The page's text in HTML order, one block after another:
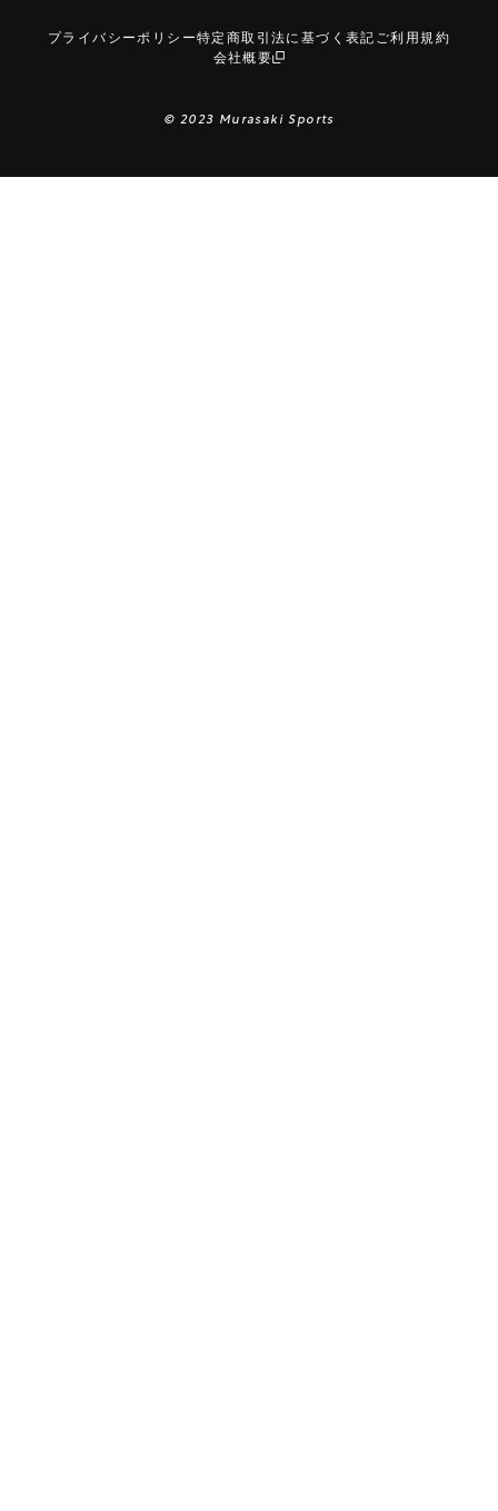
プライバシーポリシー特定商取引法に基づく表記ご利用規約
会社概要
© 2023 Murasaki Sports